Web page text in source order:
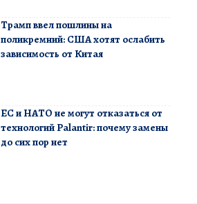
Трамп ввел пошлины на
поликремний: США хотят ослабить
зависимость от Китая
ЕС и НАТО не могут отказаться от
технологий Palantir: почему замены
до сих пор нет